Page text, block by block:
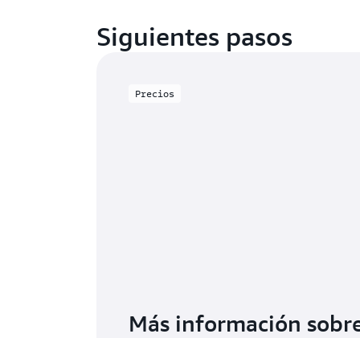
Siguientes pasos
Precios
Más información